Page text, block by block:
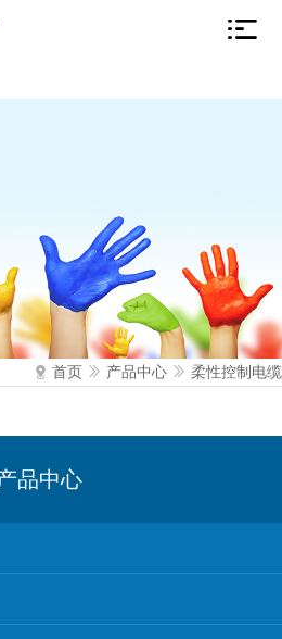
首页 产品中心 柔性控制电缆
品中心